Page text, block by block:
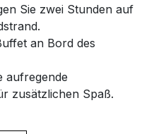
Sie zwei Stunden auf
an Bord des
aufregende
zusätzlichen Spaß.